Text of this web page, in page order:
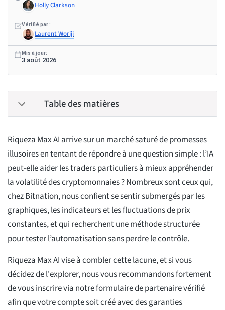
Holly Clarkson
Vérifié par :
Laurent Woriji
Mis à jour:
3 août 2026
Table des matières
Riqueza Max AI arrive sur un marché saturé de promesses
illusoires en tentant de répondre à une question simple : l’IA
peut-elle aider les traders particuliers à mieux appréhender
la volatilité des cryptomonnaies ? Nombreux sont ceux qui,
chez Bitnation, nous confient se sentir submergés par les
graphiques, les indicateurs et les fluctuations de prix
constantes, et qui recherchent une méthode structurée
pour tester l’automatisation sans perdre le contrôle.
Riqueza Max AI vise à combler cette lacune, et si vous
décidez de l'explorer, nous vous recommandons fortement
de vous inscrire via notre formulaire de partenaire vérifié
afin que votre compte soit créé avec des garanties